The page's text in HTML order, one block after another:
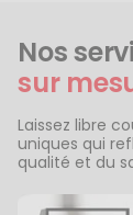
Nos
sur
Laissez libre
uniques qui
qualité et du